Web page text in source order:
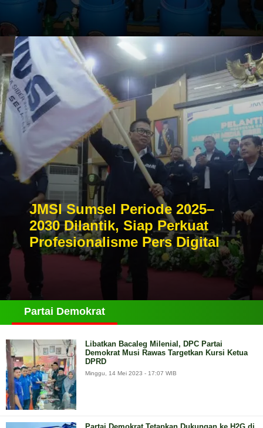
JMSI Sumsel Periode 2025–
2030 Dilantik, Siap Perkuat
Profesionalisme Pers Digital
Partai Demokrat
Libatkan Bacaleg Milenial, DPC Partai
Demokrat Musi Rawas Targetkan Kursi Ketua
DPRD
Minggu, 14 Mei 2023 - 17:07 WIB